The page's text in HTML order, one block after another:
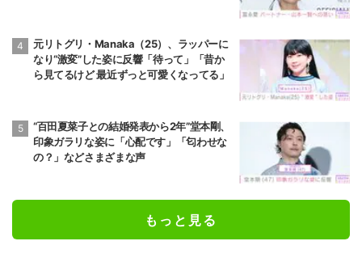
元リトグリ・Manaka（25）、ラッパーに
なり“激変”した姿に反響「待って」「昔か
ら見てるけど 最近ずっと可愛くなってる」
“百田夏菜子との結婚発表から2年”堂本剛、
印象ガラリな姿に「心配です」「匂わせな
の？」などさまざまな声
もっと見る